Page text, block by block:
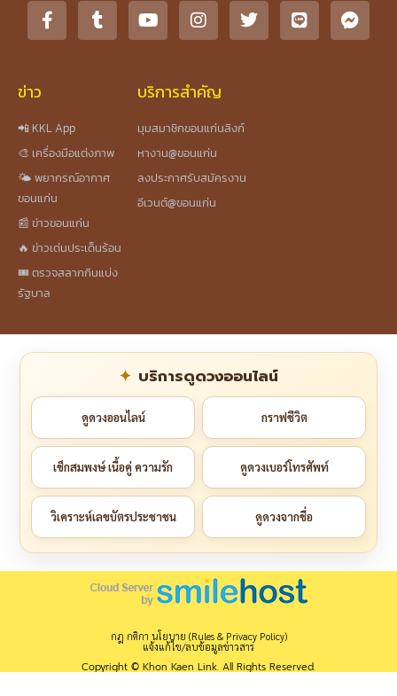
ข่าว
📲 KKL App
🎨 เครื่องมือแต่งภาพ
🌤️ พยากรณ์อากาศ
ขอนแก่น
📰 ข่าวขอนแก่น
🔥 ข่าวเด่นประเด็นร้อน
🎟️ ตรวจสลากกินแบ่ง
รัฐบาล
บริการสำคัญ
มุมสมาชิกขอนแก่นลิงก์
หางาน@ขอนแก่น
ลงประกาศรับสมัครงาน
อีเวนต์@ขอนแก่น
บริการดูดวงออนไลน์
ดูดวงออนไลน์ กราฟชีวิต
เช็กสมพงษ์ เนื้อคู่ ความรัก ดูดวงเบอร์โทรศัพท์
วิเคราะห์เลขบัตรประชาชน ดูดวงจากชื่อ
กฎ กติกา นโยบาย (Rules & Privacy Policy)
แจ้งแก้ไข/ลบข้อมูลข่าวสาร
Copyright © Khon Kaen Link. All Rights Reserved.